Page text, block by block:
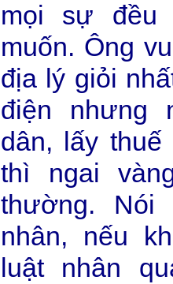
mọi sự
muốn. Ông
địa lý giỏi
điện nhưng
dân, lấy
thì ngai
thường. Nói
nhân, nếu
luật nhân